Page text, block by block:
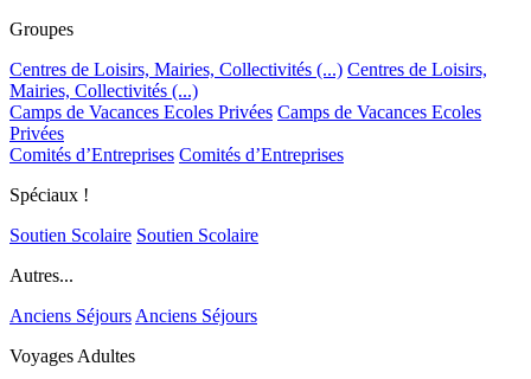
Groupes
Centres de Loisirs, Mairies, Collectivités (...) Centres de Loisirs,
Mairies, Collectivités (...)
Camps de Vacances Ecoles Privées Camps de Vacances Ecoles
Privées
Comités d’Entreprises Comités d’Entreprises
Spéciaux !
Soutien Scolaire Soutien Scolaire
Autres...
Anciens Séjours Anciens Séjours
Voyages Adultes